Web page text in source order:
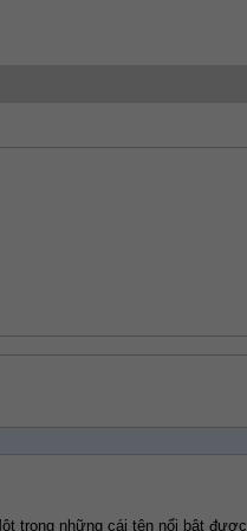
trong những cái tên nổi bật